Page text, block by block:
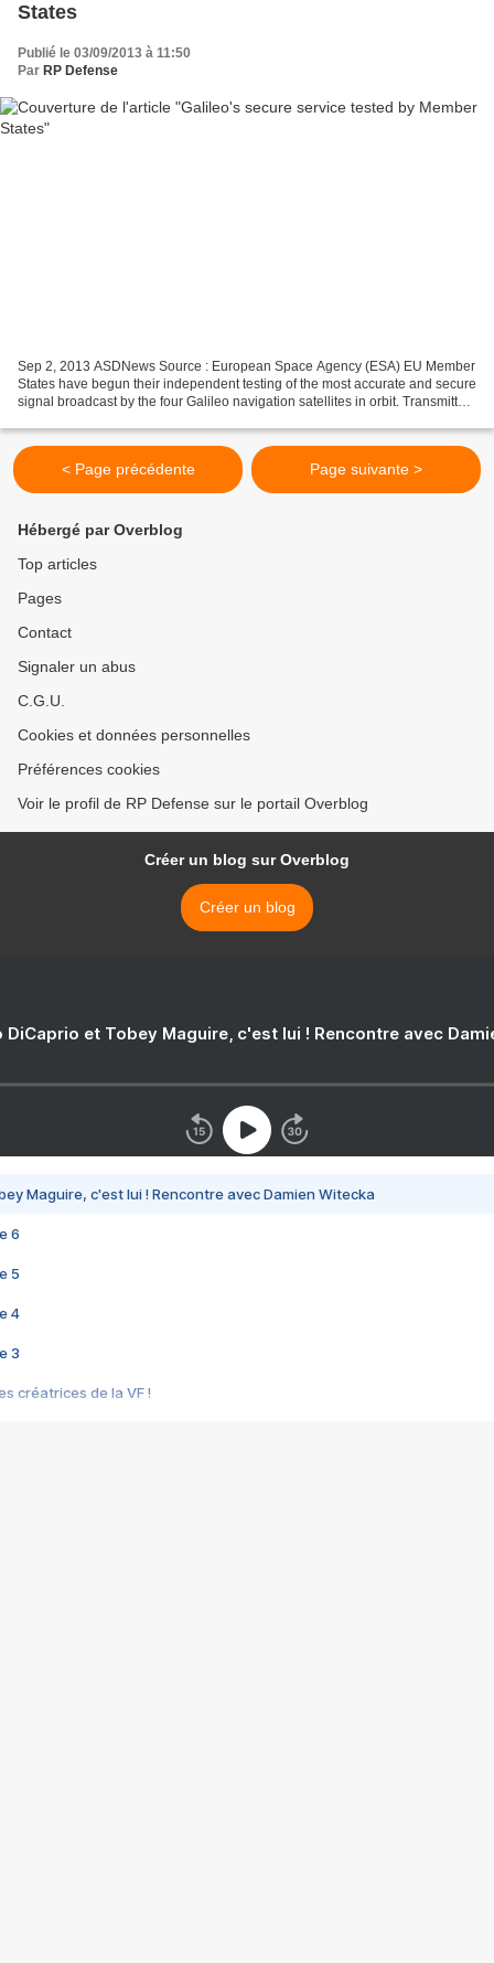
States
Publié le 03/09/2013 à 11:50
Par RP Defense
Sep 2, 2013 ASDNews Source : European Space Agency (ESA) EU Member
States have begun their independent testing of the most accurate and secure
signal broadcast by the four Galileo navigation satellites in orbit. Transmitted
< Page précédente Page suivante >
Hébergé par Overblog
Top articles
Pages
Contact
Signaler un abus
C.G.U.
Cookies et données personnelles
Préférences cookies
Voir le profil de RP Defense sur le portail Overblog
Créer un blog sur Overblog
Créer un blog
DiCaprio et Tobey Maguire, c'est lui ! Rencontre avec
Maguire, c'est lui ! Rencontre avec Damien Witecka
6
5
4
3
créatrices de la VF !